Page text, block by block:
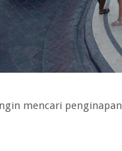
mencari penginapan